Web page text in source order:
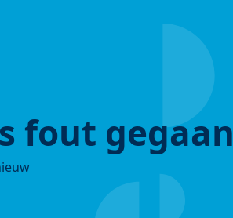
fout gegaan